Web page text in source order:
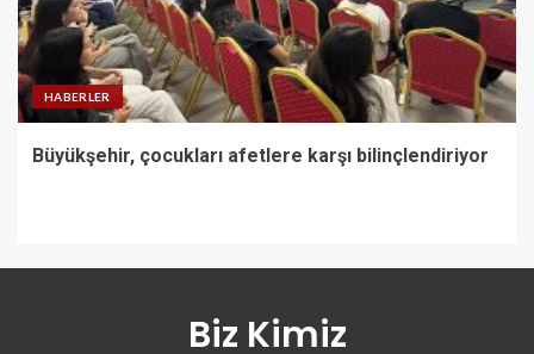
HABERLER
Büyükşehir, çocukları afetlere karşı bilinçlendiriyor
Biz Kimiz